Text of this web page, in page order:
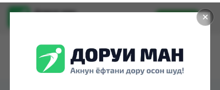
✕
Доруи ман
Установить